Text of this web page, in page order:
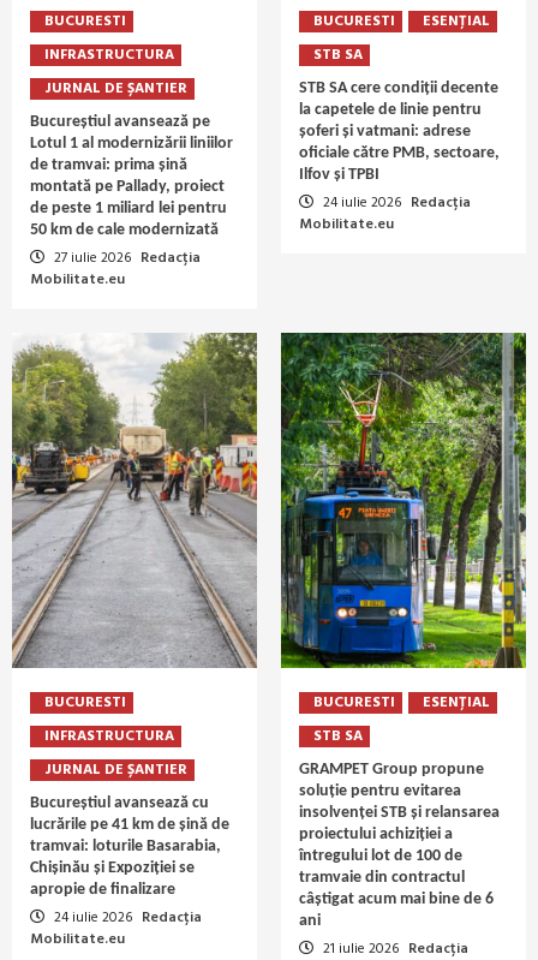
BUCURESTI
INFRASTRUCTURA
JURNAL DE ȘANTIER
Bucureștiul avansează pe
Lotul 1 al modernizării liniilor
de tramvai: prima șină
montată pe Pallady, proiect
de peste 1 miliard lei pentru
50 km de cale modernizată
27 iulie 2026 Redacția
Mobilitate.eu
BUCURESTI
ESENȚIAL
STB SA
STB SA cere condiții decente
la capetele de linie pentru
șoferi și vatmani: adrese
oficiale către PMB, sectoare,
Ilfov și TPBI
24 iulie 2026 Redacția
Mobilitate.eu
BUCURESTI
INFRASTRUCTURA
JURNAL DE ȘANTIER
Bucureștiul avansează cu
lucrările pe 41 km de șină de
tramvai: loturile Basarabia,
Chișinău și Expoziției se
apropie de finalizare
24 iulie 2026 Redacția
Mobilitate.eu
BUCURESTI
ESENȚIAL
STB SA
GRAMPET Group propune
soluție pentru evitarea
insolvenței STB și relansarea
proiectului achiziției a
întregului lot de 100 de
tramvaie din contractul
câștigat acum mai bine de 6
ani
21 iulie 2026 Redacția